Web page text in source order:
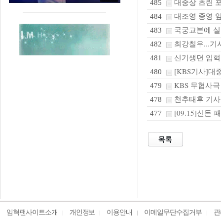
485 대중상 초린
484 대조영 종영
483 국궁교본에
482 최강칠우...기
481 신기생뎐 임
480 [KBS기사]대
479 KBS 무협사
478 천추태후 기사
477 [09.15]신돈
임혁팬사이트소개 개인정보 이용안내 이메일무단수집거부